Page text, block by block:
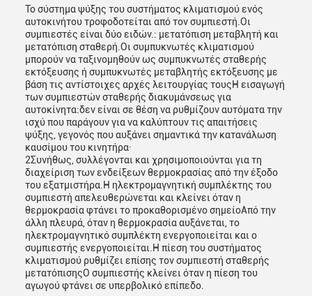
Το σύστημα ψύξης του συστήματος κλιματισμού ενός
αυτοκινήτου τροφοδοτείται από τον συμπιεστή.Οι
συμπιεστές είναι δύο ειδών.: μετατόπιση μεταβλητή και
μετατόπιση σταθερή.Οι συμπυκνωτές κλιματισμού
μπορούν να ταξινομηθούν ως συμπυκνωτές σταθερής
εκτόξευσης ή συμπυκνωτές μεταβλητής εκτόξευσης με
βάση τις αντίστοιχες αρχές λειτουργίας τουςΗ εισαγωγή
των συμπιεστών σταθερής διακυμάνσεως για
αυτοκίνητα:δεν είναι σε θέση να ρυθμίζουν αυτόματα την
ισχύ που παράγουν για να καλύπτουν τις απαιτήσεις
ψύξης, γεγονός που αυξάνει σημαντικά την κατανάλωση
καυσίμου του κινητήρα·
2Συνήθως, συλλέγονται και χρησιμοποιούνται για τη
διαχείριση των ενδείξεων θερμοκρασίας από την έξοδο
του εξατμιστήρα.Η ηλεκτρομαγνητική συμπλέκτης του
συμπιεστή απελευθερώνεται και κλείνει όταν η
θερμοκρασία φτάνει το προκαθορισμένο σημείοΑπό την
άλλη πλευρά, όταν η θερμοκρασία αυξάνεται, το
ηλεκτρομαγνητικό συμπλέκτη ενεργοποιείται και ο
συμπιεστής ενεργοποιείται.Η πίεση του συστήματος
κλιματισμού ρυθμίζει επίσης τον συμπιεστή σταθερής
μετατόπισηςΟ συμπιεστής κλείνει όταν η πίεση του
αγωγού φτάνει σε υπερβολικό επίπεδο.